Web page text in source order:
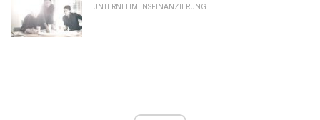
UNTERNEHMENSFINANZIERUNG